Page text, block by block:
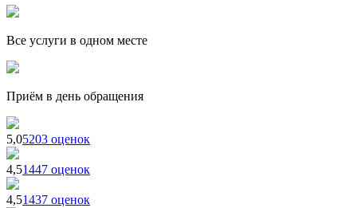
Все услуги в одном месте
Приём в день обращения
5,05203 оценок
4,51447 оценок
4,51437 оценок